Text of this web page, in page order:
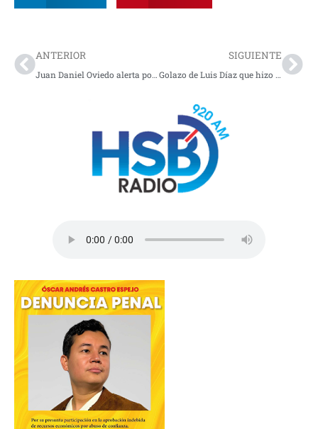
ANTERIOR
Juan Daniel Oviedo alerta por impacto del matoneo escolar
SIGUIENTE
Golazo de Luis Díaz que hizo historia en el Bernabéu